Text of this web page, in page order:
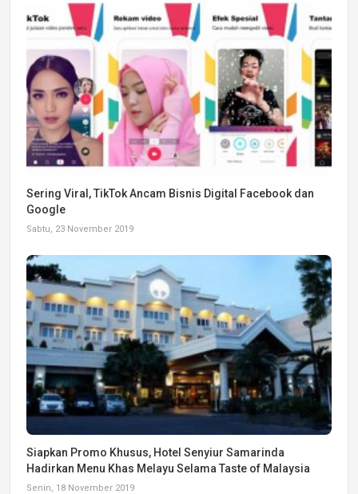
Sering Viral, TikTok Ancam Bisnis Digital Facebook dan
Google
Sabtu, 23 November 2019
Siapkan Promo Khusus, Hotel Senyiur Samarinda
Hadirkan Menu Khas Melayu Selama Taste of Malaysia
Senin, 18 November 2019